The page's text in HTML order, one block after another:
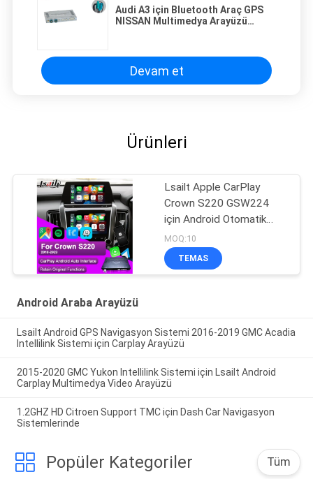
Audi A3 için Bluetooth Araç GPS
NISSAN Multimedya Arayüzü
Devam et
Ürünleri
Lsailt Apple CarPlay
Crown S220 GSW224
için Android Otomatik
Modülü 2018-2022
Entegre Mobil Telefon
Yansıtıcı, Geri Kamera
MOQ:10
TEMAS
Android Araba Arayüzü
Lsailt Android GPS Navigasyon Sistemi 2016-2019 GMC Acadia
Intellilink Sistemi için Carplay Arayüzü
2015-2020 GMC Yukon Intellilink Sistemi için Lsailt Android
Carplay Multimedya Video Arayüzü
1.2GHZ HD Citroen Support TMC için Dash Car Navigasyon
Sistemlerinde
Popüler Kategoriler Tüm